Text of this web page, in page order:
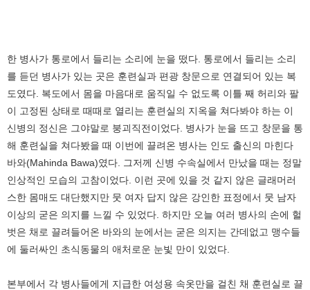
한 병사가 통로에서 들리는 소리에 눈을 떴다. 통로에서 들리는 소리
를 듣던 병사가 있는 곳은 훈련실과 편광 창문으로 연결되어 있는 복
도였다. 복도에서 몸을 마음대로 움직일 수 없도록 이틀 째 허리와 팔
이 고정된 상태로 때때로 열리는 훈련실의 지옥을 쳐다봐야 하는 이
신병의 정신은 그야말로 붕괴직전이었다. 병사가 눈을 뜨고 창문을 통
해 훈련실을 쳐다봤을 때 이번에 끌려온 병사는 인도 출신의 마힌다
바와(Mahinda Bawa)였다. 그저께 신병 수속실에서 만났을 때는 정말
인상적인 모습의 고참이었다. 이런 곳에 있을 것 같지 않은 글래머러
스한 몸매도 대단했지만 뭇 여자 답지 않은 강인한 표정에서 뭇 남자
이상의 굳은 의지를 느낄 수 있었다. 하지만 오늘 여러 병사의 손에 헐
벗은 채로 끌려들어온 바와의 눈에서는 굳은 의지는 간데없고 맹수들
에 둘러싸인 초식동물의 애처로운 눈빛 만이 있었다.
본부에서 각 병사들에게 지급한 여성용 속옷만을 걸친 채 훈련실로 끌